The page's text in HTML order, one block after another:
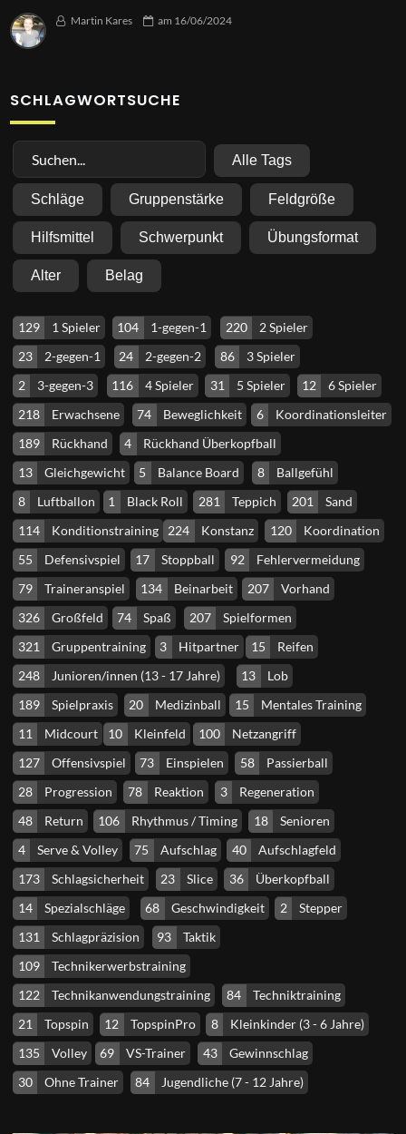
Martin Kares am 16/06/2024
SCHLAGWORTSUCHE
Alle Tags
Schläge Gruppenstärke Feldgröße
Hilfsmittel Schwerpunkt Übungsformat
Alter Belag
129 1 Spieler 104 1-gegen-1 220
2 Spieler
23
2-gegen-1 24 2-gegen-2 86
3 Spieler
2
3-gegen-3 116 4 Spieler 31 5 Spieler 12
6 Spieler
218
Erwachsene 74 Beweglichkeit 6
Koordinationsleiter
189
Rückhand 4
Rückhand Überkopfball
13
Gleichgewicht 5 Balance Board 8
Ballgefühl
8
Luftballon 1 Black Roll 281 Teppich 201
Sand
114
Konditionstraining 224 Konstanz 120
Koordination
55
Defensivspiel 17 Stoppball 92
Fehlervermeidung
79
Traineranspiel 134 Beinarbeit 207
Vorhand
326
Großfeld 74 Spaß 207
Spielformen
321
Gruppentraining 3 Hitpartner 15
Reifen
248
Junioren/innen (13 - 17 Jahre) 13
Lob
189
Spielpraxis 20 Medizinball 15
Mentales Training
11
Midcourt 10 Kleinfeld 100
Netzangriff
127
Offensivspiel 73 Einspielen 58
Passierball
28
Progression 78 Reaktion 3
Regeneration
48
Return 106 Rhythmus / Timing 18
Senioren
4
Serve & Volley 75 Aufschlag 40
Aufschlagfeld
173
Schlagsicherheit 23 Slice 36
Überkopfball
14
Spezialschläge 68 Geschwindigkeit 2
Stepper
131
Schlagpräzision 93
Taktik
109
Technikerwerbstraining
122
Technikanwendungstraining 84
Techniktraining
21
Topspin 12 TopspinPro 8
Kleinkinder (3 - 6 Jahre)
135
Volley 69 VS-Trainer 43
Gewinnschlag
30
Ohne Trainer 84 Jugendliche (7 - 12 Jahre)